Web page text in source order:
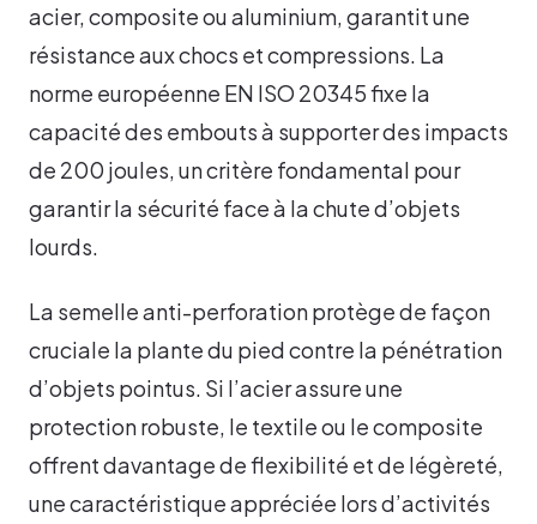
acier, composite ou aluminium, garantit une
résistance aux chocs et compressions. La
norme européenne EN ISO 20345 fixe la
capacité des embouts à supporter des impacts
de 200 joules, un critère fondamental pour
garantir la sécurité face à la chute d’objets
lourds.
La semelle anti-perforation protège de façon
cruciale la plante du pied contre la pénétration
d’objets pointus. Si l’acier assure une
protection robuste, le textile ou le composite
offrent davantage de flexibilité et de légèreté,
une caractéristique appréciée lors d’activités